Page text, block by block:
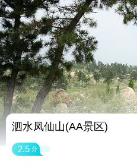
泗水凤仙山(AA景区)
2.5 分
